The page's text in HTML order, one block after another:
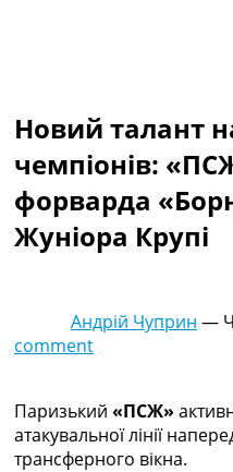
Україна. Перша
Ліга Чемпіонів
Англія. Прем’єр-
Іспанія. Ла Ліга
Ще Турніри >>>
Таблиці
Чемпіонат
Таблиця АПЛ
Всі таблиці >>>
Рейтинги
Рейтинг країн
Новий талант
чемпіонів:
форварда
Жуніора Крупі
Андрій Чуприн —
comment
Паризький «ПСЖ»
атакувальної лінії
трансферного вікна.